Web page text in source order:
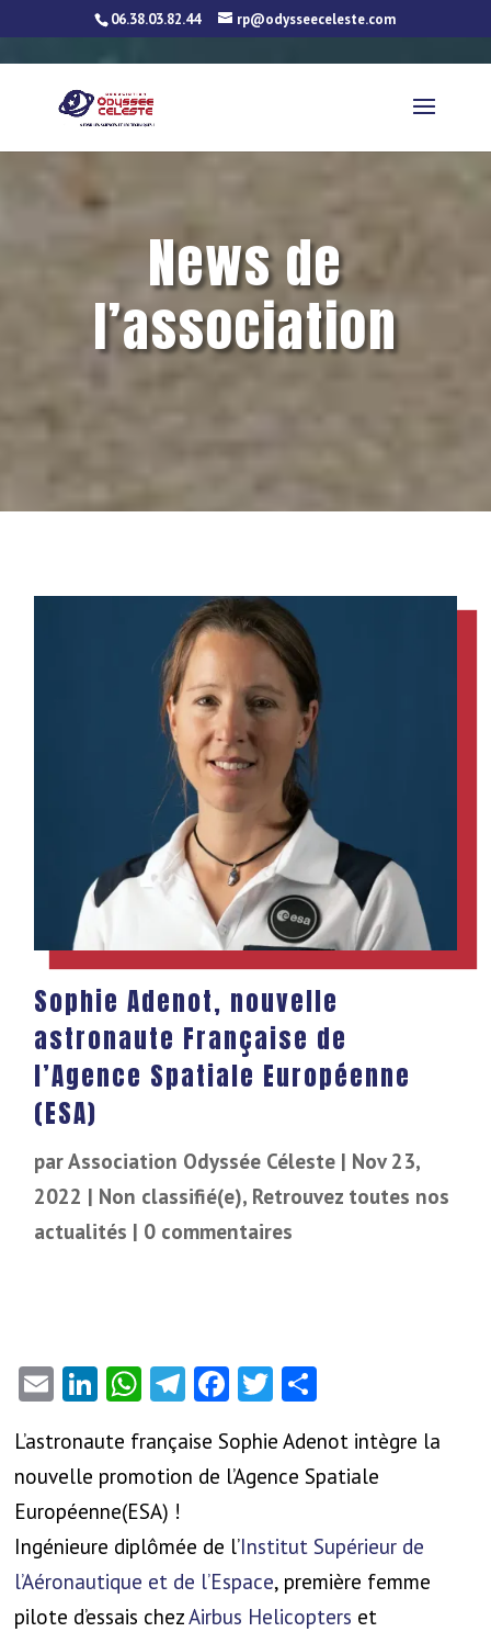
06.38.03.82.44 rp@odysseeceleste.com
News de
l’association
Sophie Adenot, nouvelle
astronaute Française de
l’Agence Spatiale Européenne
(ESA)
parAssociation Odyssée Céleste | Nov 23,
2022 | Non classifié(e), Retrouvez toutes nos
actualités | 0 commentaires
EmailLinkedIn
WhatsApp
Telegram
Facebook
Twitter
L’astronaute française Sophie Adenot intègre la
nouvelle promotion de l’Agence Spatiale
Européenne(ESA) !
Ingénieure diplômée de l’Institut Supérieur de
l’Aéronautique et de l’Espace, première femme
pilote d’essais chezAirbus Helicopters et